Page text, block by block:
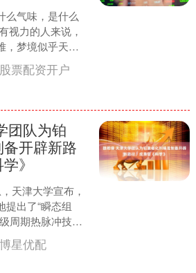
么气味，是什么
视力的人来说，
，梦境似乎天生
味、触感、味
。....
股票配资开户
团队为铂
开辟新路
》
天津大学宣布，
提出了“瞬态组
周期热脉冲技
构催化剂的超
博星优配